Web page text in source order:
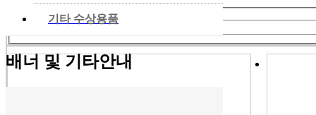
기타 수상용품
배너 및 기타안내
검색 폼
검색어입력